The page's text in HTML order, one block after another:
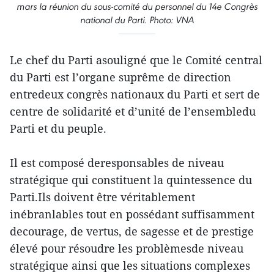
mars la réunion du sous-comité du personnel du 14e Congrès
national du Parti. Photo: VNA
Le chef du Parti asouligné que le Comité central
du Parti est l’organe suprême de direction
entredeux congrès nationaux du Parti et sert de
centre de solidarité et d’unité de l’ensembledu
Parti et du peuple.
Il est composé deresponsables de niveau
stratégique qui constituent la quintessence du
Parti.Ils doivent être véritablement
inébranlables tout en possédant suffisamment
decourage, de vertus, de sagesse et de prestige
élevé pour résoudre les problèmesde niveau
stratégique ainsi que les situations complexes